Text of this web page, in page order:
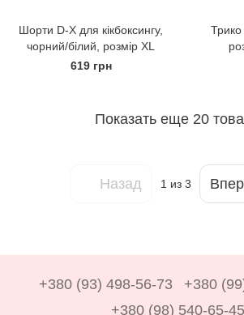
Шорти D-X для кікбоксингу,
чорний/білий, розмір XL
619 грн
Трико
Показать еще 20
Назад 1 из 3
+380 (93) 498-56-73
+380
+380 (98) 540-65-45